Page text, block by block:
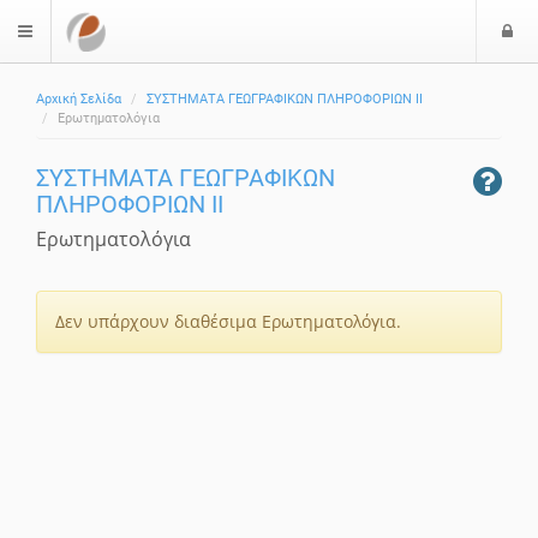
$langMenu
Αρχική Σελίδα
ΣΥΣΤΗΜΑΤΑ ΓΕΩΓΡΑΦΙΚΩΝ ΠΛΗΡΟΦΟΡΙΩΝ ΙΙ
Ερωτηματολόγια
ΣΥΣΤΗΜΑΤΑ ΓΕΩΓΡΑΦΙΚΩΝ
ΠΛΗΡΟΦΟΡΙΩΝ ΙΙ
Ερωτηματολόγια
Δεν υπάρχουν διαθέσιμα Ερωτηματολόγια.